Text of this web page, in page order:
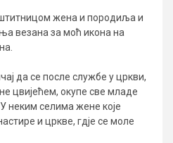
жена и породиља и
везана за моћ икона на
да се после службе у цркви,
цвијећем, окупе све младе
У неким селима жене које
и цркве, гдје се моле